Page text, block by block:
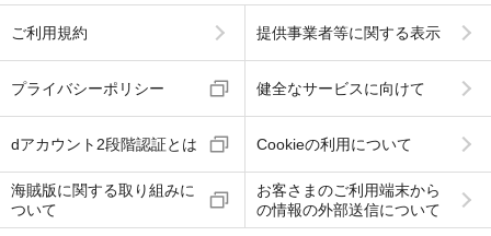
ご利用規約 提供事業者等に関する表示
プライバシーポリシー 健全なサービスに向けて
dアカウント2段階認証とは Cookieの利用について
海賊版に関する取り組みに
ついて
お客さまのご利用端末から
の情報の外部送信について